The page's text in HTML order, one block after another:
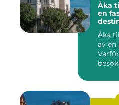
Åka
en
Åka
av